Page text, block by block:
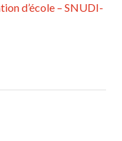
d’école – SNUDI-